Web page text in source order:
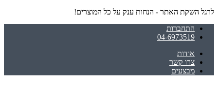
לרגל השקת האתר - הנחות ענק על כל המוצרים!
התחברות
04-6973519
אודות
צרו קשר
מבצעים